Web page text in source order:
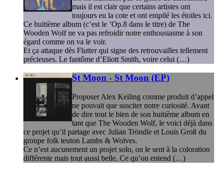
mais il est clair que certains artistes ont
toujours eu la cote et ont empilé les étoiles ici.
Ce huitième album (c’est le ’Op.8 dans le titre) de The
Wooden Wolf ne va pas refroidir notre enthousiasme à son
égard comme on va le voir.
Et ça attaque dès Flutter qui signe des retrouvailles tellement
précieuses. Le fantôme d’Eliott Smith, voire celui (…)
St Moon - St Moon (EP)
Proposer Alex Keiling comme produit d’appel
ne pouvait que susciter notre curiosité. Avant
de dire tout le bien de son huitième album en
tant que The Wooden Wolf, le voici déjà dans
ce projet qu’il partage avec Julian Tröndle et Louis Groß du
groupe folk teuton Lambs & Wolves.
Ce n’est aucunement un projet solo, on le sent à la coloration
différente mais tout aussi belle. Ce qu’on entend (…)